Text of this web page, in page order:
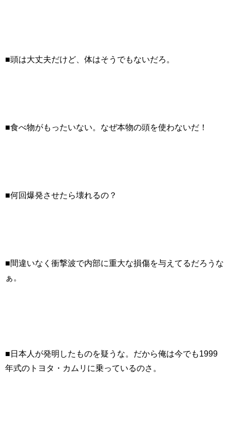
■頭は大丈夫だけど、体はそうでもないだろ。
■食べ物がもったいない。なぜ本物の頭を使わないだ！
■何回爆発させたら壊れるの？
■間違いなく衝撃波で内部に重大な損傷を与えてるだろうな
ぁ。
■日本人が発明したものを疑うな。だから俺は今でも1999
年式のトヨタ・カムリに乗っているのさ。